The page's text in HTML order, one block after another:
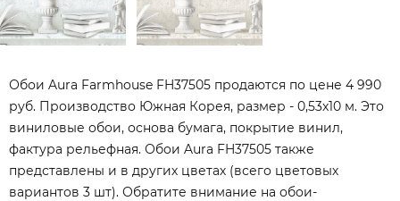
Обои Aura Farmhouse FH37505 продаются по цене 4 990
руб. Производство Южная Корея, размер - 0,53x10 м. Это
виниловые обои, основа бумага, покрытие винил,
фактура рельефная. Обои Aura FH37505 также
представлены и в других цветах (всего цветовых
вариантов 3 шт). Обратите внимание на обои-